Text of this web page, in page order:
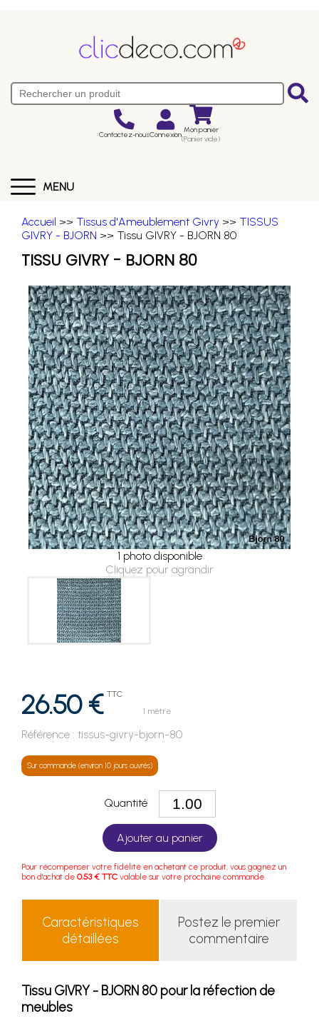
Contactez-nousConnexion Mon panier
(Panier vide)
MENU
Accueil >> Tissus d'Ameublement Givry >> TISSUS
GIVRY - BJORN >> Tissu GIVRY - BJORN 80
TISSU GIVRY - BJORN 80
1 photo disponible
Cliquez pour agrandir
26.50 € TTC
1 mètre
Référence : tissus-givry-bjorn-80
Sur commande (environ 10 jours ouvrés)
Quantité
Ajouter au panier
Pour récompenser votre fidélité en achetant ce produit, vous gagnez un
bon d'achat de 0.53 € TTC valable sur votre prochaine commande.
Caractéristiques
détaillées
Postez le premier
commentaire
Tissu GIVRY - BJORN 80 pour la réfection de
meubles